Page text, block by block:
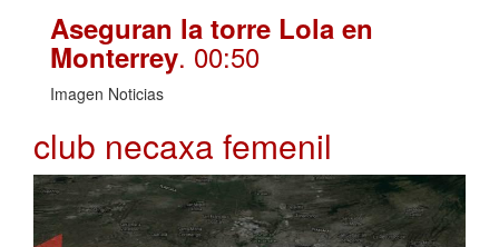
Aseguran la torre Lola en
Monterrey. 00:50
Imagen Noticias
club necaxa femenil